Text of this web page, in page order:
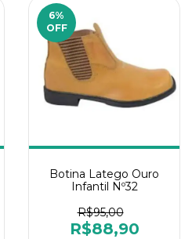
6%
OFF
Botina Latego Ouro
Infantil Nº32
R$95,00
R$88,90